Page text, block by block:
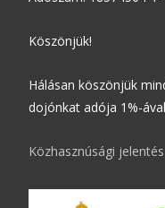
Köszönjük!
Hálásan köszönjük
dojónkat adója 1%-
Közhasznúsági jelentés